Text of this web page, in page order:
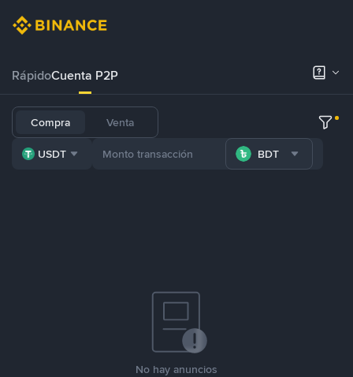
RápidoCuenta P2P
Compra Venta
USDT BDT
No hay anuncios